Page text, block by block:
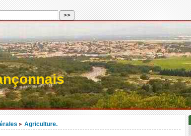
> Agriculture.